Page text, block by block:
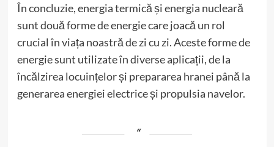
În concluzie, energia termică și energia nucleară
sunt două forme de energie care joacă un rol
crucial în viața noastră de zi cu zi. Aceste forme de
energie sunt utilizate în diverse aplicații, de la
încălzirea locuințelor și prepararea hranei până la
generarea energiei electrice și propulsia navelor.